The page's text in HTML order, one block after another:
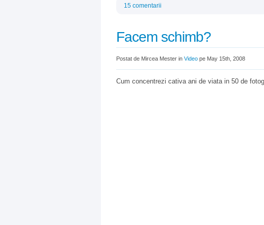
15 comentarii
Facem schimb?
Postat de Mircea Mester in Video pe May 15th, 2008
Cum concentrezi cativa ani de viata in 50 de